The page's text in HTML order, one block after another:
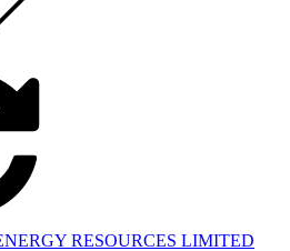
RESOURCES LIMITED